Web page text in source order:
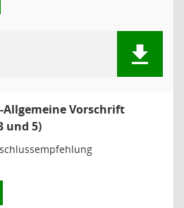
Vorschrift
und 5)